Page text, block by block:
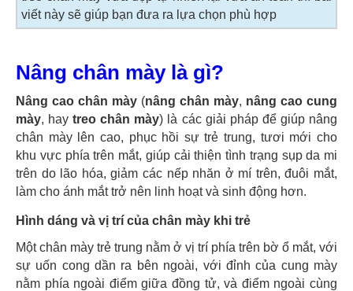
viết này sẽ giúp bạn đưa ra lựa chọn phù hợp
Nâng chân mày là gì?
Nâng cao chân mày (nâng chân mày, nâng cao cung
mày, haytreo chân mày) là các giải pháp để giúp nâng
chân mày lên cao, phục hồi sự trẻ trung, tươi mới cho
khu vực phía trên mắt, giúp cải thiện tình trạng sụp da mi
trên do lão hóa, giảm các nếp nhăn ở mí trên, đuôi mắt,
làm cho ánh mắt trở nên linh hoạt và sinh động hơn.
Hình dáng và vị trí của chân mày khi trẻ
Một chân mày trẻ trung nằm ở vị trí phía trên bờ ổ mắt, với
sự uốn cong dần ra bên ngoài, với đỉnh của cung mày
nằm phía ngoài điểm giữa đồng tử, và điểm ngoài cùng